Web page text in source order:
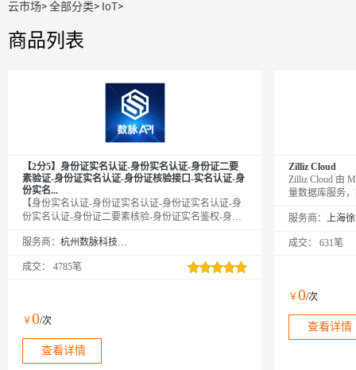
云市场>全部分类> IoT>
商品列表
【2分5】身份证实名认证-身份实名认证-身份证二要
素验证-身份证实名认证-身份证核验接口-实名认证-身
份实名...
【身份实名认证-身份证实名认证-身份证实名认证-身
份实名认证-身份证二要素核验-身份证实名鉴权-身份
验此二要素是否一致，同时返回生日、性别、籍贯等
果，可支持高并发。年均超100亿次接口调用，欢迎采
服务商： 杭州数脉科技有限公司
成交： 4785笔
￥0/次
查看详情
Zilliz Cloud
Zilliz Cloud 由
量数据库服务
署和扩展向量
服务商：
成交： 631笔
￥0/次
查看详情